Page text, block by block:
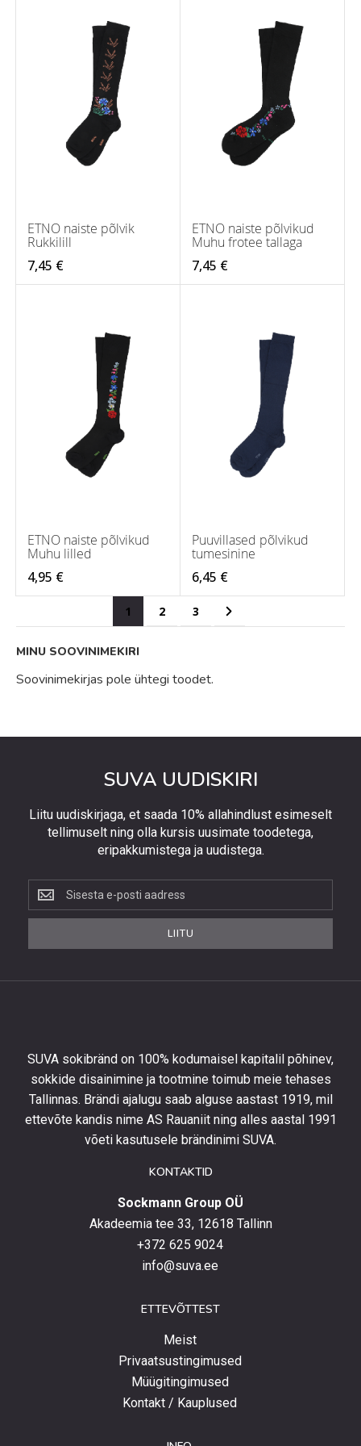
ETNO naiste põlvik
Rukkilill
7,45 €
ETNO naiste põlvikud
Muhu frotee tallaga
7,45 €
ETNO naiste põlvikud
Muhu lilled
4,95 €
Puuvillased põlvikud
tumesinine
6,45 €
You're currently reading page
1 Page
2 Page
3 Page
Järgmine
MINU SOOVINIMEKIRI
Soovinimekirjas pole ühtegi toodet.
SUVA UUDISKIRI
Liitu uudiskirjaga, et saada 10% allahindlust esimeselt
tellimuselt ning olla kursis uusimate toodetega,
eripakkumistega ja uudistega.
Liitu
uudiskirjaga,
et
kursis
uusimate
toodetega,
eripakkumistega
LIITU
SUVA sokibränd on 100% kodumaisel kapitalil põhinev,
sokkide disainimine ja tootmine toimub meie tehases
Tallinnas. Brändi ajalugu saab alguse aastast 1919, mil
ettevõte kandis nime AS Rauaniit ning alles aastal 1991
võeti kasutusele brändinimi SUVA.
KONTAKTID
Sockmann Group OÜ
Akadeemia tee 33, 12618 Tallinn
+372 625 9024
info@suva.ee
ETTEVÕTTEST
Meist
Privaatsustingimused
Müügitingimused
Kontakt / Kauplused